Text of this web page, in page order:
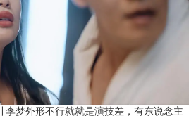
李梦外形不行就就是演技差，有东说念主